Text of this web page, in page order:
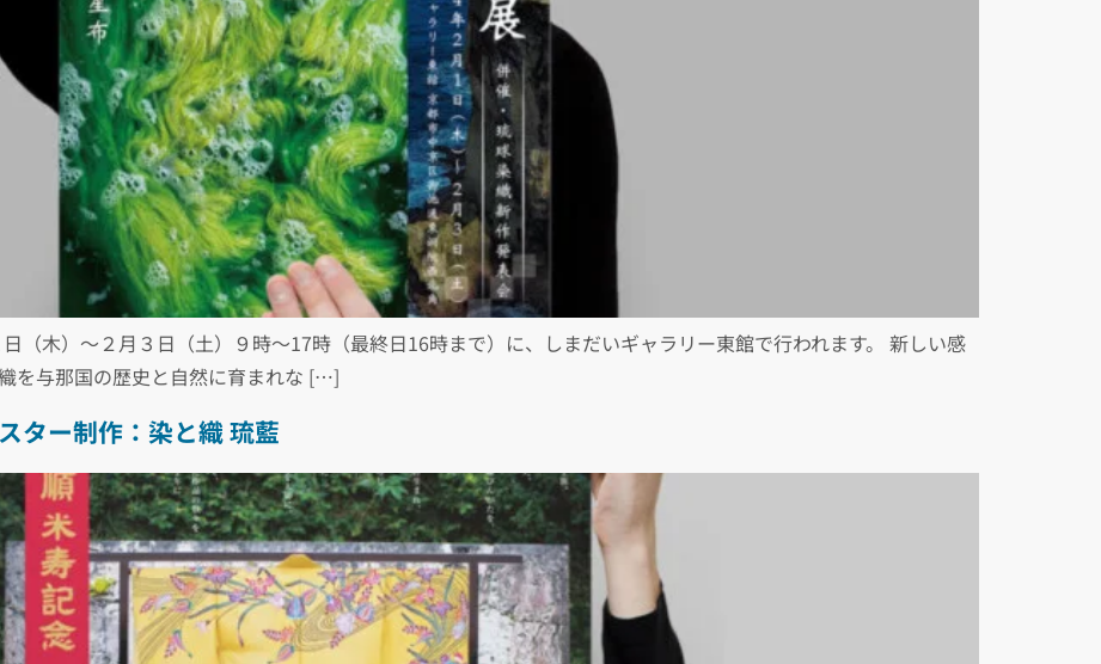
（木）～２月３日（土）９時～17時（最終日16時まで）に、しまだいギャラリー東館で行われます。 新しい感
を与那国の歴史と自然に育まれな […]
ター制作：染と織 琉藍